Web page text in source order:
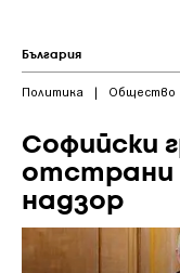
България
Политика | Общество
Софийски
отстрани
надзор